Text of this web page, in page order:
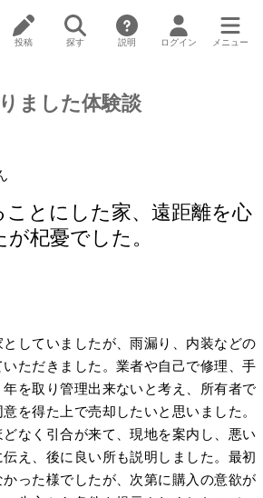
投稿 探す 説明 ログイン メニュー
ました体験談
とにした家、遠距離を心
杞憂でした。
していましたが、雨漏り、内装などの
ただきました。業者や自己で修理、手
を取り管理出来ないと考え、所有者で
を得た上で売却したいと思いました。
なく引合が来て、現地を案内し、悪い
え、後に良い所も説明しました。最初
った様でしたが、次第に購入の意欲が